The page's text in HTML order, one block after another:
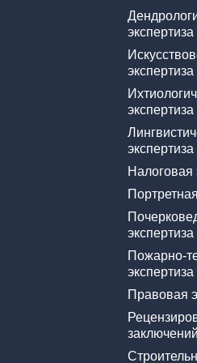
экспертиза
экспертиза
экспертиза
экспертиза
Налоговая
экспертиза
Пожарно-
экспертиза
Правовая
заключений